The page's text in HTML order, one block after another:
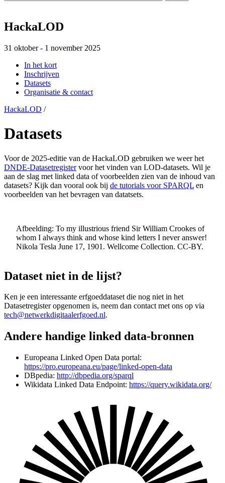
HackaLOD
31 oktober - 1 november 2025
In het kort
Inschrijven
Datasets
Organisatie & contact
HackaLOD /
Datasets
Voor de 2025-editie van de HackaLOD gebruiken we weer het
DNDE-Datasetregistervoor het vinden van LOD-datasets. Wil je
aan de slag met linked data of voorbeelden zien van de inhoud van
datasets? Kijk dan vooral ook bij de tutorials voor SPARQL en
voorbeelden van het bevragen van datatsets.
Afbeelding: To my illustrious friend Sir William Crookes of
whom I always think and whose kind letters I never answer!
Nikola Tesla June 17, 1901. Wellcome Collection. CC-BY.
Dataset niet in de lijst?
Ken je een interessante erfgoeddataset die nog niet in het
Datasetregister opgenomen is, neem dan contact met ons op via
tech@netwerkdigitaalerfgoed.nl.
Andere handige linked data-bronnen
Europeana Linked Open Data portal:
https://pro.europeana.eu/page/linked-open-data
DBpedia: http://dbpedia.org/sparql
Wikidata Linked Data Endpoint: https://query.wikidata.org/